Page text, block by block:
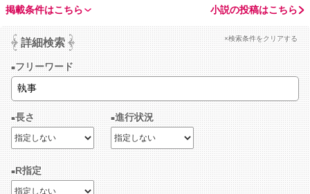
小説の投稿はこちら
掲載条件はこちら
詳細検索 ×検索条件をクリアする
フリーワード
長さ 進行状況
R指定